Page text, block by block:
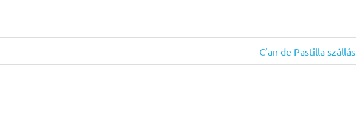
Next
Post:
C’an de Pastilla szállás